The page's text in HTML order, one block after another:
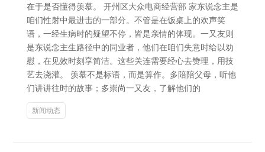
在于是否懂得羡慕。 开州区大众电商经营部 家东说念主是
咱们性射中最进击的一部分。不管是在饭桌上的欢声笑
语，一经生病时的疑望不停，皆是亲情的体现。一又友则
是东说念主生路径中的同业者，他们在咱们失意时给以劝
慰，在见效时刻享简洁。这些关连需要经心去赞理，用技
艺去浇灌。 羡慕不是标语，而是算作。多陪陪父母，听他
们讲讲往时的故事；多崇尚一又友，了解他们的
新闻动态